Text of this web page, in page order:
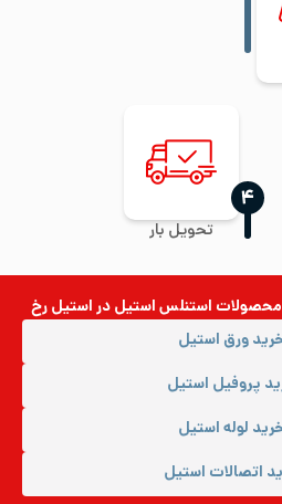
تحویل بار
‍۴
محصولات استنلس استیلدر استیل رخ
ورق استیل
پروفیل استیل
لوله استیل
اتصالات استیل